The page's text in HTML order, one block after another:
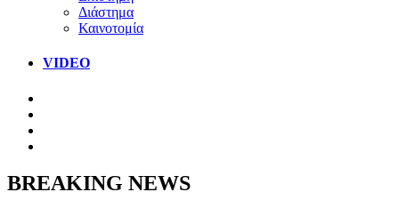
Διάστημα
Καινοτομία
VIDEO
BREAKING NEWS